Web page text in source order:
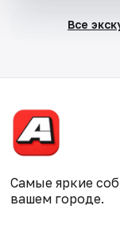
Все
Самые яркие
вашем городе.